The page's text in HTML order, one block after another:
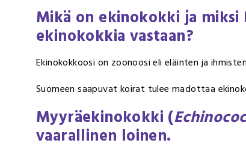
Mikä on ekinokokki ja
ekinokokkia vastaan?
Ekinokokkoosi on zoonoosi eli eläinten ja
Suomeen saapuvat koirat tulee madottaa
Myyräekinokokki (
vaarallinen loinen.